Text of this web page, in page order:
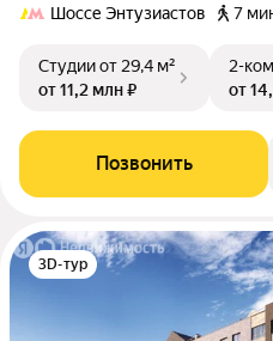
Шоссе Энтузиастов
7
Студииот 29,4 м²
от 11,2 млн ₽
2-
от
Позвонить
3D-тур